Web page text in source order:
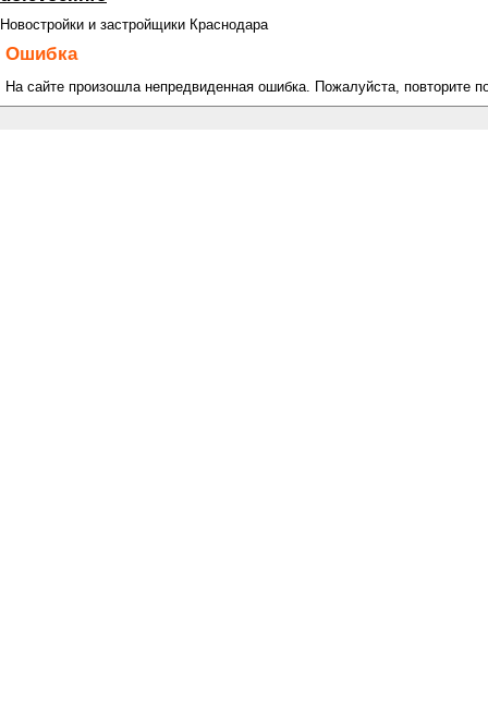
Новостройки и застройщики Краснодара
Ошибка
На сайте произошла непредвиденная ошибка. Пожалуйста, повторите